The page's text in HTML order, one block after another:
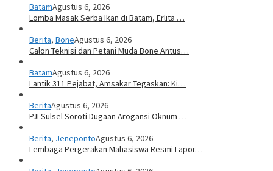
BatamAgustus 6, 2026
Lomba Masak Serba Ikan di Batam, Erlita …
Berita, BoneAgustus 6, 2026
Calon Teknisi dan Petani Muda Bone Antus…
BatamAgustus 6, 2026
Lantik 311 Pejabat, Amsakar Tegaskan: Ki…
BeritaAgustus 6, 2026
PJI Sulsel Soroti Dugaan Arogansi Oknum …
Berita, JenepontoAgustus 6, 2026
Lembaga Pergerakan Mahasiswa Resmi Lapor…